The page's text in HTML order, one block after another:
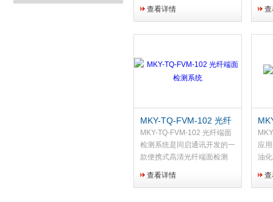
开)NC(常闭)。
查看详情
MKY-TQ-FVM-102 光纤
端面检测系统
MKY-TQ-FVM-102 光纤端面
检测系统是同启通讯开发的一
款便携式高清光纤端面检测
脑，通过实时分析软件直接分
查看详情
应
油